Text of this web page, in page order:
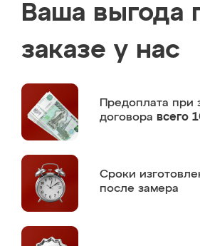
Ваша выгода
заказе у нас
Предоплата при
договора всего
Сроки
после замера